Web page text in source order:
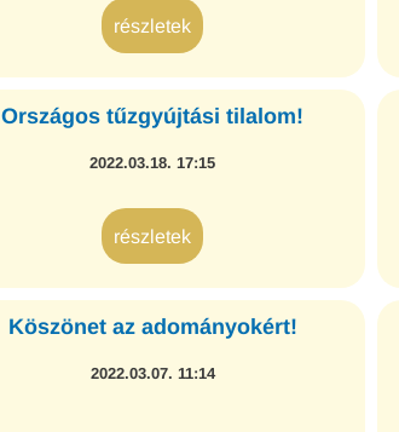
részletek
Országos tűzgyújtási tilalom!
2022.03.18. 17:15
részletek
Köszönet az adományokért!
2022.03.07. 11:14